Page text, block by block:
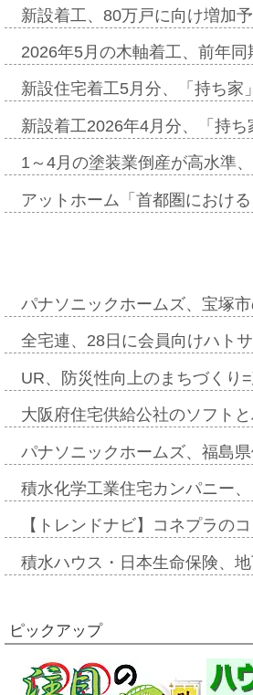
新設着工、80万戸に向け増加
2026年5月の木軸着工、前年
新設住宅着工5月分、「持ち
新設着工2026年4月分、「持
1～4月の塗装業倒産が高水準
アットホーム「首都圏におけ
パナソニックホームズ、宝塚
全宅連、28日に会員向けハト
UR、防災性向上のまちづく
大阪府住宅供給公社のソフト
パナソニックホームズ、福島
積水化学工業住宅カンパニー
【トレンドナビ】コネプラの
積水ハウス・日本生命保険、
ピックアップ